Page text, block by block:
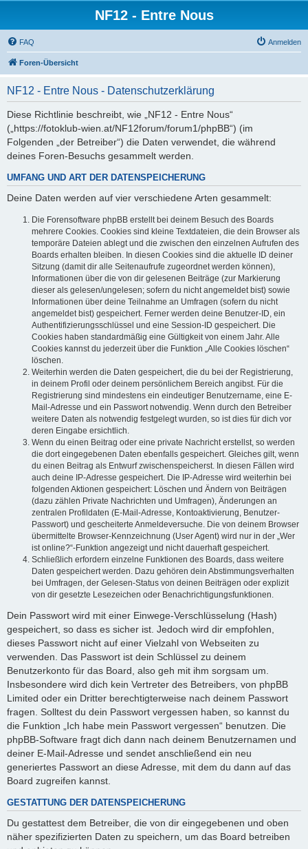
NF12 - Entre Nous
FAQ Anmelden
Foren-Übersicht
NF12 - Entre Nous - Datenschutzerklärung
Diese Richtlinie beschreibt, wie „NF12 - Entre Nous“
(„https://fotoklub-wien.at/NF12forum/forum1/phpBB“) (im
Folgenden „der Betreiber“) die Daten verwendet, die während
deines Foren-Besuchs gesammelt werden.
UMFANG UND ART DER DATENSPEICHERUNG
Deine Daten werden auf vier verschiedene Arten gesammelt:
Die Forensoftware phpBB erstellt bei deinem Besuch des Boards
mehrere Cookies. Cookies sind kleine Textdateien, die dein Browser als
temporäre Dateien ablegt und die zwischen den einzelnen Aufrufen des
Boards erhalten bleiben. In diesen Cookies sind die aktuelle ID deiner
Sitzung (damit dir alle Seitenaufrufe zugeordnet werden können),
Informationen über die von dir gelesenen Beiträge (zur Markierung
dieser als gelesen/ungelesen; sofern du nicht angemeldet bist) sowie
Informationen über deine Teilnahme an Umfragen (sofern du nicht
angemeldet bist) gespeichert. Ferner werden deine Benutzer-ID, ein
Authentifizierungsschlüssel und eine Session-ID gespeichert. Die
Cookies haben standardmäßig eine Gültigkeit von einem Jahr. Alle
Cookies kannst du jederzeit über die Funktion „Alle Cookies löschen“
löschen.
Weiterhin werden die Daten gespeichert, die du bei der Registrierung,
in deinem Profil oder deinem persönlichem Bereich angibst. Für die
Registrierung sind mindestens ein eindeutiger Benutzername, eine E-
Mail-Adresse und ein Passwort notwendig. Wenn durch den Betreiber
weitere Daten als notwendig festgelegt wurden, so ist dies für dich vor
deren Eingabe ersichtlich.
Wenn du einen Beitrag oder eine private Nachricht erstellst, so werden
die dort eingegebenen Daten ebenfalls gespeichert. Gleiches gilt, wenn
du einen Beitrag als Entwurf zwischenspeicherst. In diesen Fällen wird
auch deine IP-Adresse gespeichert. Die IP-Adresse wird weiterhin bei
folgenden Aktionen gespeichert: Löschen und Ändern von Beiträgen
(dazu zählen Private Nachrichten und Umfragen), Änderungen an
zentralen Profildaten (E-Mail-Adresse, Kontoaktivierung, Benutzer-
Passwort) und gescheiterte Anmeldeversuche. Die von deinem Browser
übermittelte Browser-Kennzeichnung (User Agent) wird nur in der „Wer
ist online?“-Funktion angezeigt und nicht dauerhaft gespeichert.
Schließlich erfordern einzelne Funktionen des Boards, dass weitere
Daten gespeichert werden. Dazu gehören dein Abstimmungsverhalten
bei Umfragen, der Gelesen-Status von deinen Beiträgen oder explizit
von dir gesetzte Lesezeichen oder Benachrichtigungsfunktionen.
Dein Passwort wird mit einer Einwege-Verschlüsselung (Hash)
gespeichert, so dass es sicher ist. Jedoch wird dir empfohlen,
dieses Passwort nicht auf einer Vielzahl von Webseiten zu
verwenden. Das Passwort ist dein Schlüssel zu deinem
Benutzerkonto für das Board, also geh mit ihm sorgsam um.
Insbesondere wird dich kein Vertreter des Betreibers, von phpBB
Limited oder ein Dritter berechtigterweise nach deinem Passwort
fragen. Solltest du dein Passwort vergessen haben, so kannst du
die Funktion „Ich habe mein Passwort vergessen“ benutzen. Die
phpBB-Software fragt dich dann nach deinem Benutzernamen und
deiner E-Mail-Adresse und sendet anschließend ein neu
generiertes Passwort an diese Adresse, mit dem du dann auf das
Board zugreifen kannst.
GESTATTUNG DER DATENSPEICHERUNG
Du gestattest dem Betreiber, die von dir eingegebenen und oben
näher spezifizierten Daten zu speichern, um das Board betreiben